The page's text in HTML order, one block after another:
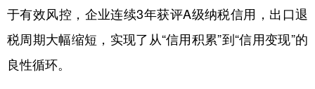
于有效风控，企业连续3年获评A级纳税信用，出口退
税周期大幅缩短，实现了从“信用积累”到“信用变现”的
良性循环。